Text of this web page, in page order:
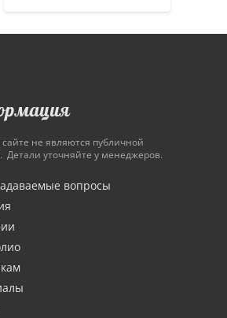
не являются публичной
Детали уточняйте у менеджеров.
вопросы